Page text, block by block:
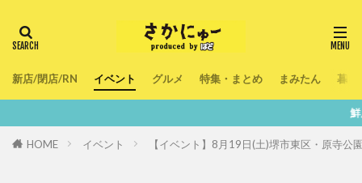
新店/閉店/RN イベント グルメ 特集・まとめ まみたん 暮ら
鮮度100％！堺・南
HOME イベント 【イベント】8月19日(土)堺市東区・原寺